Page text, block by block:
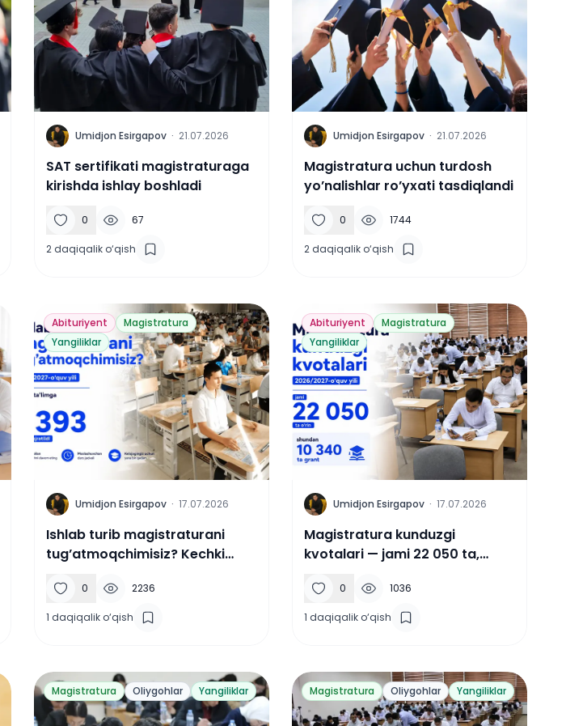
U Umidjon Esirgapov · 21.07.2026
SAT sertifikati magistraturaga
kirishda ishlay boshladi
0 67
2 daqiqalik o‘qish
U Umidjon Esirgapov · 21.07.2026
Magistratura uchun turdosh
yo’nalishlar ro’yxati tasdiqlandi
0 1744
2 daqiqalik o‘qish
Abituriyent
Magistratura
Yangiliklar
U Umidjon Esirgapov · 17.07.2026
Ishlab turib magistraturani
tug’atmoqchimisiz? Kechki
0 2236
1 daqiqalik o‘qish
Abituriyent
Magistratura
Yangiliklar
U Umidjon Esirgapov · 17.07.2026
Magistratura kunduzgi
kvotalari — jami 22 050 ta,
0 1036
1 daqiqalik o‘qish
Magistratura Oliygohlar Yangiliklar Magistratura Oliygohlar Yangiliklar